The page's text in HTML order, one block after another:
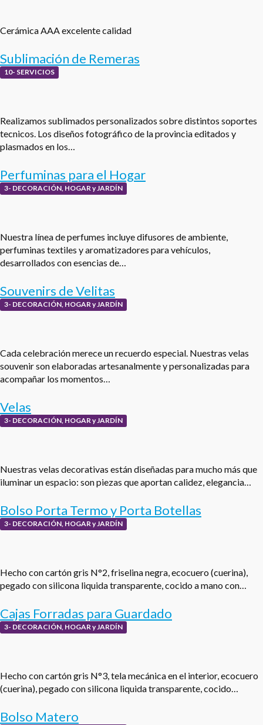
Cerámica AAA excelente calidad
Sublimación de Remeras
10- SERVICIOS
Realizamos sublimados personalizados sobre distintos soportes
tecnicos. Los diseños fotográfico de la provincia editados y
plasmados en los…
Perfuminas para el Hogar
3- DECORACIÓN, HOGAR y JARDÍN
Nuestra línea de perfumes incluye difusores de ambiente,
perfuminas textiles y aromatizadores para vehículos,
desarrollados con esencias de…
Souvenirs de Velitas
3- DECORACIÓN, HOGAR y JARDÍN
Cada celebración merece un recuerdo especial. Nuestras velas
souvenir son elaboradas artesanalmente y personalizadas para
acompañar los momentos…
Velas
3- DECORACIÓN, HOGAR y JARDÍN
Nuestras velas decorativas están diseñadas para mucho más que
iluminar un espacio: son piezas que aportan calidez, elegancia…
Bolso Porta Termo y Porta Botellas
3- DECORACIÓN, HOGAR y JARDÍN
Hecho con cartón gris N°2, friselina negra, ecocuero (cuerina),
pegado con silicona liquida transparente, cocido a mano con…
Cajas Forradas para Guardado
3- DECORACIÓN, HOGAR y JARDÍN
Hecho con cartón gris N°3, tela mecánica en el interior, ecocuero
(cuerina), pegado con silicona liquida transparente, cocido…
Bolso Matero